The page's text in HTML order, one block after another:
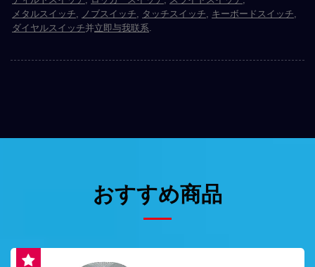
メタルスイッチ, ノブスイッチ, タッチスイッチ, キーボードスイッチ,
ダイヤルスイッチ并立即与我联系.
おすすめ商品